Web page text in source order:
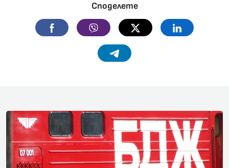
Споделете
Facebook Viber Twitter Linkedin
Telegram